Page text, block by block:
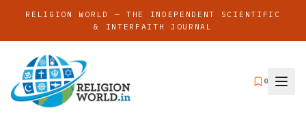
RELIGION WORLD — THE INDEPENDENT SCIENTIFIC
& INTERFAITH JOURNAL
0